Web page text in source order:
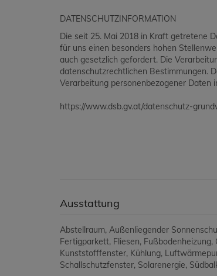
DATENSCHUTZINFORMATION
Die seit 25. Mai 2018 in Kraft getretene
für uns einen besonders hohen
auch gesetzlich gefordert. Die
datenschutzrechtlichen Bestimmungen.
Verarbeitung personenbezogener Daten
https://www.dsb.gv.at/datenschutz-
Ausstattung
Abstellraum Außenliegender
Fertigparkett Fliesen Fußbodenheizung
Kunststofffenster Kühlung
Schallschutzfenster Solarenergie